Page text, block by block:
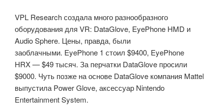
VPL Research создала много разнообразного
оборудования для VR: DataGlove, EyePhone HMD и
Audio Sphere. Цены, правда, были
заоблачными. EyePhone 1 стоил $9400, EyePhone
HRX — $49 тысяч. За перчатки DataGlove просили
$9000. Чуть позже на основе DataGlove компания Mattel
выпустила Power Glove, аксессуар Nintendo
Entertainment System.